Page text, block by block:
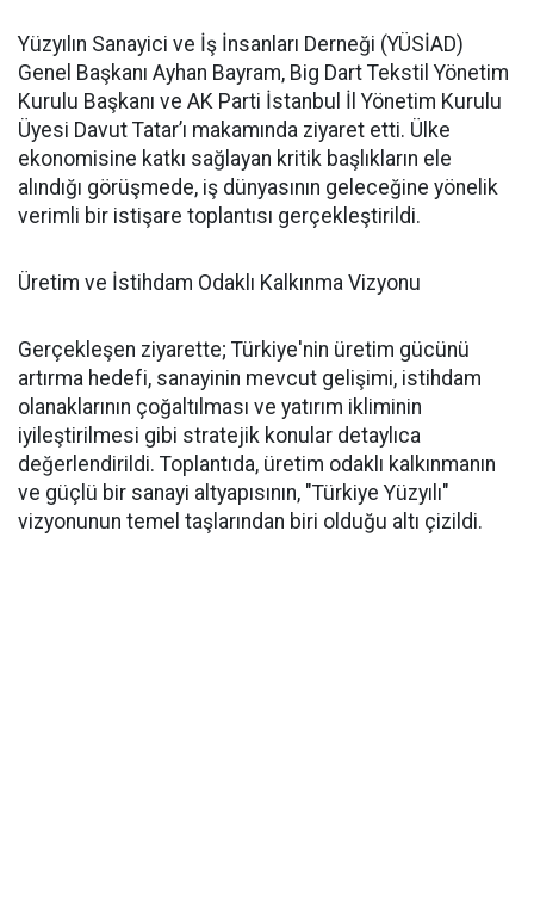
Yüzyılın Sanayici ve İş İnsanları Derneği (YÜSİAD)
Genel Başkanı Ayhan Bayram, Big Dart Tekstil Yönetim
Kurulu Başkanı ve AK Parti İstanbul İl Yönetim Kurulu
Üyesi Davut Tatar’ı makamında ziyaret etti. Ülke
ekonomisine katkı sağlayan kritik başlıkların ele
alındığı görüşmede, iş dünyasının geleceğine yönelik
verimli bir istişare toplantısı gerçekleştirildi.
Üretim ve İstihdam Odaklı Kalkınma Vizyonu
Gerçekleşen ziyarette; Türkiye'nin üretim gücünü
artırma hedefi, sanayinin mevcut gelişimi, istihdam
olanaklarının çoğaltılması ve yatırım ikliminin
iyileştirilmesi gibi stratejik konular detaylıca
değerlendirildi. Toplantıda, üretim odaklı kalkınmanın
ve güçlü bir sanayi altyapısının, "Türkiye Yüzyılı"
vizyonunun temel taşlarından biri olduğu altı çizildi.